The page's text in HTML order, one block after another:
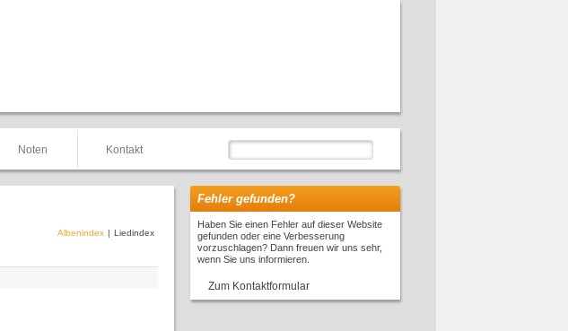
Noten Kontakt
Albenindex | Liedindex
Fehler gefunden?
Haben Sie einen Fehler auf dieser Website
gefunden oder eine Verbesserung
vorzuschlagen? Dann freuen wir uns sehr,
wenn Sie uns informieren.
Zum Kontaktformular